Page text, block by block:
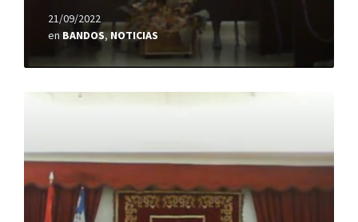
21/09/2022
en BANDOS, NOTICIAS